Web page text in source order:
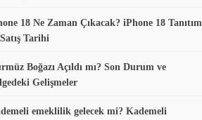
18 Ne Zaman Çıkacak? iPhone 18 Tanıtım
Tarihi
Boğazı Açıldı mı? Son Durum ve
Gelişmeler
emeklilik gelecek mi? Kademeli